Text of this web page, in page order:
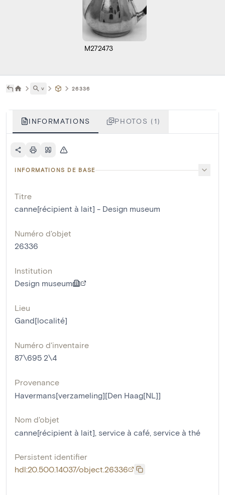
M272473
˅ 26336
INFORMATIONS PHOTOS (1)
INFORMATIONS DE BASE
Titre
canne[récipient à lait] - Design museum
Numéro d'objet
26336
Institution
Design museum
Lieu
Gand[localité]
Numéro d'inventaire
87\695 2\4
Provenance
Havermans[verzameling][Den Haag[NL]]
Nom d'objet
canne[récipient à lait], service à café, service à thé
Persistent identifier
hdl:20.500.14037/object.26336